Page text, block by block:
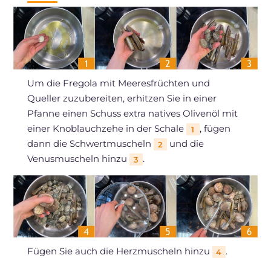
Um die Fregola mit Meeresfrüchten und
Queller zuzubereiten, erhitzen Sie in einer
Pfanne einen Schuss extra natives Olivenöl mit
einer Knoblauchzehe in der Schale
1
, fügen
dann die Schwertmuscheln
2
und die
Venusmuscheln hinzu
3 .
Fügen Sie auch die Herzmuscheln hinzu 4 .